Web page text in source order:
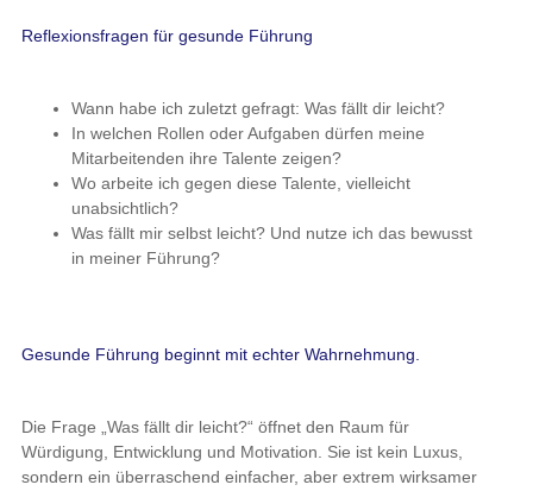
Reflexionsfragen für gesunde Führung
Wann habe ich zuletzt gefragt: Was fällt dir leicht?
In welchen Rollen oder Aufgaben dürfen meine
Mitarbeitenden ihre Talente zeigen?
Wo arbeite ich gegen diese Talente, vielleicht
unabsichtlich?
Was fällt mir selbst leicht? Und nutze ich das bewusst
in meiner Führung?
Gesunde Führung beginnt mit echter Wahrnehmung.
Die Frage „Was fällt dir leicht?“ öffnet den Raum für
Würdigung, Entwicklung und Motivation. Sie ist kein Luxus,
sondern ein überraschend einfacher, aber extrem wirksamer